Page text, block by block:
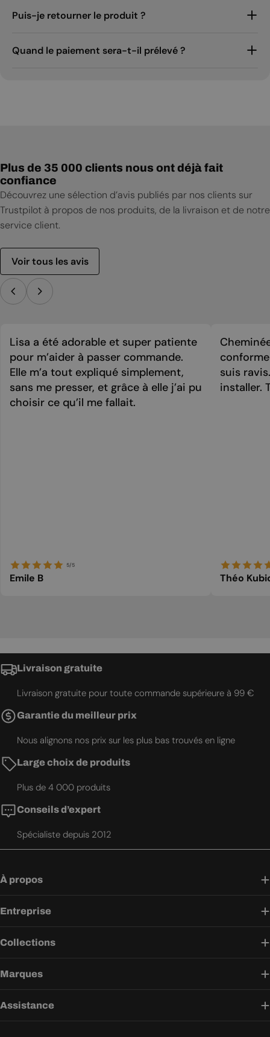
Puis-je retourner le produit ?
Quand le paiement sera-t-il prélevé ?
Plus de 35 000 clients nous ont déjà fait
confiance
Découvrez une sélection d’avis publiés par nos clients sur
Trustpilot à propos de nos produits, de la livraison et de notre
service client.
Voir tous les avis
Lisa a été adorable et super patiente
pour m’aider à passer commande.
Elle m’a tout expliqué simplement,
sans me presser, et grâce à elle j’ai pu
choisir ce qu’il me fallait.
5/5
Emile B
suis
installer.
Théo
Livraison gratuite
Livraison gratuite pour toute commande supérieure à 99 €
Garantie du meilleur prix
Nous alignons nos prix sur les plus bas trouvés en ligne
Large choix de produits
Plus de 4 000 produits
Conseils d’expert
Spécialiste depuis 2012
À propos
Entreprise
Collections
Marques
Assistance